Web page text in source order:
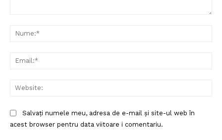
Salvați numele meu, adresa de e-mail și site-ul web în
acest browser pentru data viitoare i comentariu.